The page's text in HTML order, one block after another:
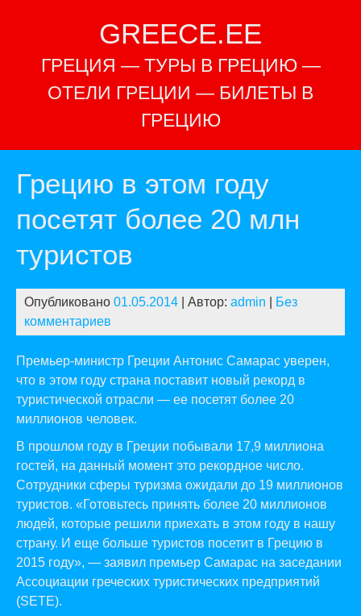
GREECE.EE
ГРЕЦИЯ — ТУРЫ В ГРЕЦИЮ —
ОТЕЛИ ГРЕЦИИ — БИЛЕТЫ В
ГРЕЦИЮ
Грецию в этом году
посетят более 20 млн
туристов
Опубликовано 01.05.2014 | Автор: admin
Без
комментариев
Премьер-министр Греции Антонис Самарас уверен,
что в этом году страна поставит новый рекорд в
туристической отрасли — ее посетят более 20
миллионов человек.
В прошлом году в Греции побывали 17,9 миллиона
гостей, на данный момент это рекордное число.
Сотрудники сферы туризма ожидали до 19 миллионов
туристов. «Готовьтесь принять более 20 миллионов
людей, которые решили приехать в этом году в нашу
страну. И еще больше туристов посетит в Грецию в
2015 году», — заявил премьер Самарас на заседании
Ассоциации греческих туристических предприятий
(SETE).